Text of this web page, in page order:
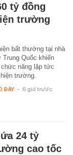
tỷ đồng
trường
bất thường tại nhà
Trung Quốc khiến
năng lập tức
trường.
ĐÂY - 6 giờ trước
24 tỷ
cao tốc